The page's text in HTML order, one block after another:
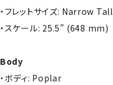
・フレットサイズ: Narrow Tall
・スケール: 25.5" (648 mm)
Body
・ボディ: Poplar